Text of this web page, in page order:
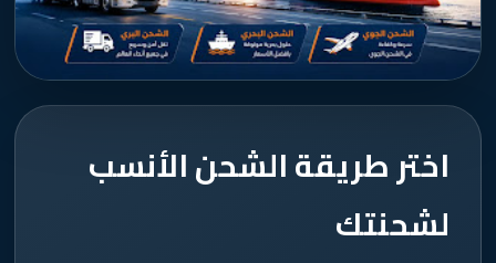
اختر طريقة الشحن الأنسب
لشحنتك